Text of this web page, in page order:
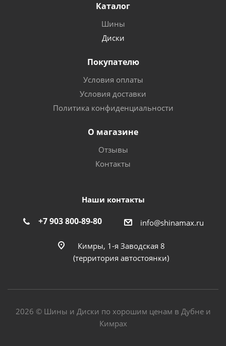
Каталог
Шины
Диски
Покупателю
Условия оплаты
Условия доставки
Политика конфиденциальности
О магазине
Отзывы
Контакты
Наши контакты
+7 903 800-89-80 info@shinamax.ru
Кимры, 1-я Заводская 8
(территория автостоянки)
2026 © Шины и Диски по хорошим ценам в Дубне и
Кимрах